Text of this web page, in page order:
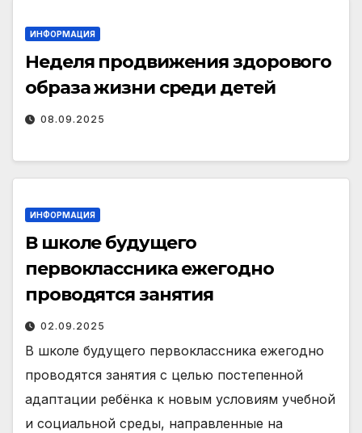
ИНФОРМАЦИЯ
Неделя продвижения здорового
образа жизни среди детей
08.09.2025
ИНФОРМАЦИЯ
В школе будущего
первоклассника ежегодно
проводятся занятия
02.09.2025
В школе будущего первоклассника ежегодно
проводятся занятия с целью постепенной
адаптации ребёнка к новым условиям учебной
и социальной среды, направленные на